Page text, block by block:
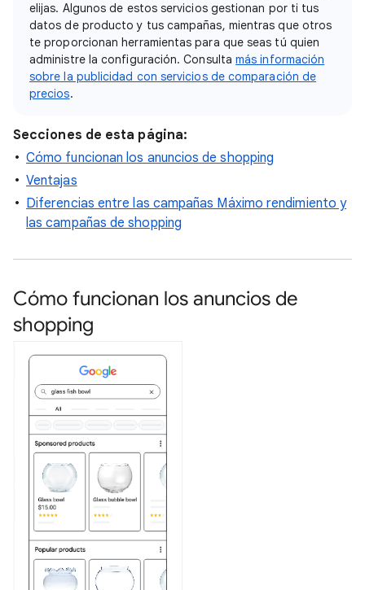
elijas. Algunos de estos servicios gestionan por ti tus
datos de producto y tus campañas, mientras que otros
te proporcionan herramientas para que seas tú quien
administre la configuración. Consultamás información
sobre la publicidad con servicios de comparación de
precios.
Secciones de esta página:
Cómo funcionan los anuncios de shopping
Ventajas
Diferencias entre las campañas Máximo rendimiento y
las campañas de shopping
Cómo funcionan los anuncios de
shopping